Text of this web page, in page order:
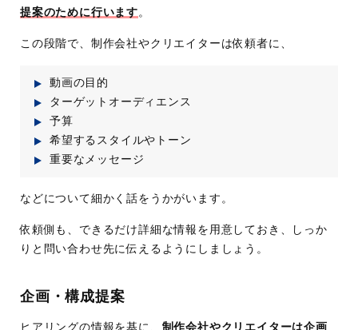
提案のために行います 。
この段階で、制作会社やクリエイターは依頼者に、
動画の目的
ターゲットオーディエンス
予算
希望するスタイルやトーン
重要なメッセージ
などについて細かく話をうかがいます。
依頼側も、できるだけ詳細な情報を用意しておき、しっか
りと問い合わせ先に伝えるようにしましょう。
企画・構成提案
ヒアリングの情報を基に、 制作会社やクリエイターは企画